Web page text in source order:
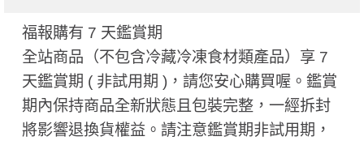
福報購有 7 天鑑賞期
全站商品（不包含冷藏冷凍食材類產品）享 7
天鑑賞期 ( 非試用期 ​)，請您安心購買喔。鑑賞
期內保持商品全新狀態且包裝完整，一經拆封
將影響退換貨權益。請注意鑑賞期非試用期，